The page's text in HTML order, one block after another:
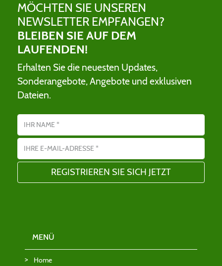
MÖCHTEN SIE UNSEREN
NEWSLETTER EMPFANGEN?
BLEIBEN SIE AUF DEM
LAUFENDEN!
Erhalten Sie die neuesten Updates,
Sonderangebote, Angebote und exklusiven
Dateien.
Name
E-Mail-Adresse
MENÜ
Home